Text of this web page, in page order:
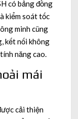
có bảng đồng
kiểm soát tốc
minh cũng
kết nối không
năng cao.
mái
cải thiện